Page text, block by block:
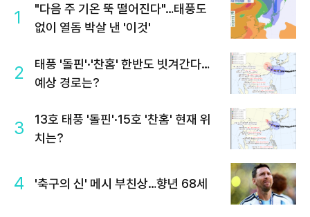
1
"다음 주 기온 뚝 떨어진다"…태풍도
없이 열돔 박살 낸 '이것'
2
태풍 '돌핀'·'찬홈' 한반도 빗겨간다…
예상 경로는?
3
13호 태풍 '돌핀'·15호 '찬홈' 현재 위
치는?
4 '축구의 신' 메시 부친상…향년 68세